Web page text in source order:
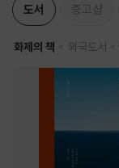
도서 중고샵
화제의 책 외국도서